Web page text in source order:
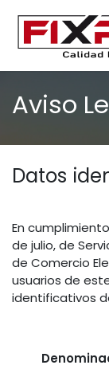
Aviso
Datos
En
de julio, de
de Comercio
usuarios de
identificativos